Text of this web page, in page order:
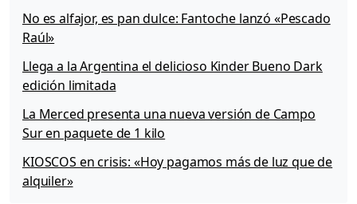
No es alfajor, es pan dulce: Fantoche lanzó «Pescado
Raúl»
Llega a la Argentina el delicioso Kinder Bueno Dark
edición limitada
La Merced presenta una nueva versión de Campo
Sur en paquete de 1 kilo
KIOSCOS en crisis: «Hoy pagamos más de luz que de
alquiler»